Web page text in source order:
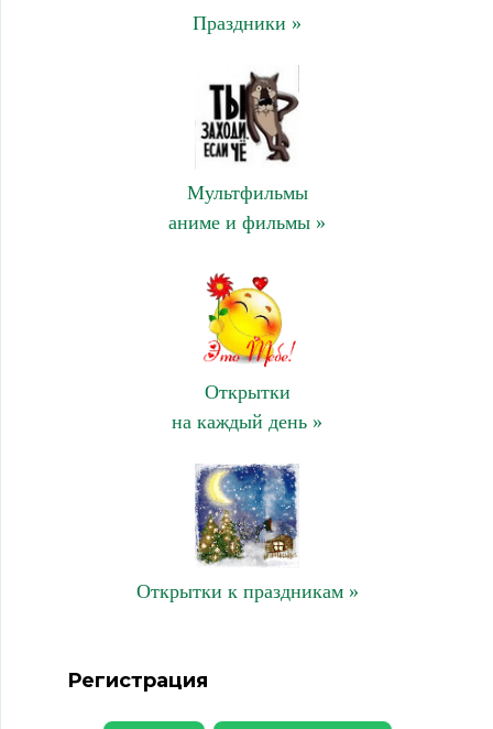
Праздники »
Мультфильмы
аниме и фильмы »
Открытки
на каждый день »
Открытки к праздникам »
Регистрация